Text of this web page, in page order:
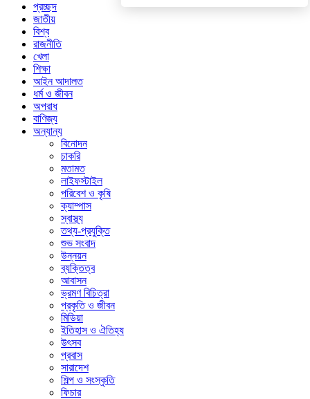
প্রচ্ছদ
জাতীয়
বিশ্ব
রাজনীতি
খেলা
শিক্ষা
আইন আদালত
ধর্ম ও জীবন
অপরাধ
বাণিজ্য
অন্যান্য
বিনোদন
চাকরি
মতামত
লাইফস্টাইল
পরিবেশ ও কৃষি
ক্যাম্পাস
স্বাস্থ্য
তথ্য-প্রযুক্তি
শুভ সংবাদ
উন্নয়ন
ব্যক্তিত্ব
আবাসন
ভ্রমণ বিচিত্রা
প্রকৃতি ও জীবন
মিডিয়া
ইতিহাস ও ঐতিহ্য
উৎসব
প্রবাস
সারাদেশ
শিল্প ও সংস্কৃতি
ফিচার